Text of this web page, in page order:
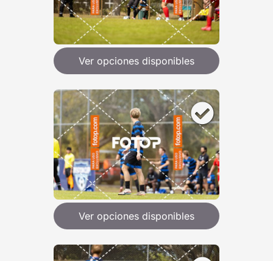
Ver opciones disponibles
Ver opciones disponibles